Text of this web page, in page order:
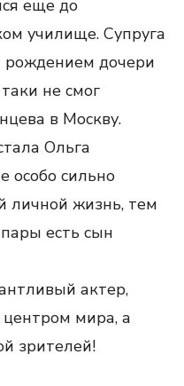
еще до
училище. Супруга
рождением дочери
не смог
в Москву.
Ольга
особо сильно
личной жизнь, тем
есть сын
актер,
центром мира, а
зрителей!